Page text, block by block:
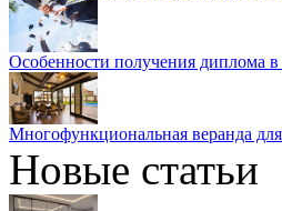
Особенности получения диплома
Многофункциональная веранда
Новые статьи